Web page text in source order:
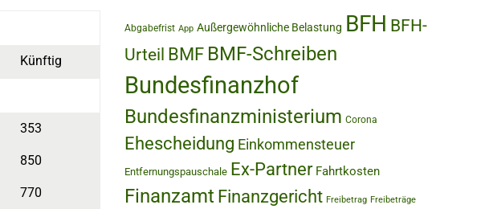
Künftig
353
850
770
Abgabefrist App Außergewöhnliche Belastung BFH BFH-
Urteil BMF BMF-Schreiben
Bundesfinanzhof
Bundesfinanzministerium Corona
Ehescheidung Einkommensteuer
Entfernungspauschale Ex-Partner Fahrtkosten
Finanzamt Finanzgericht Freibetrag Freibeträge